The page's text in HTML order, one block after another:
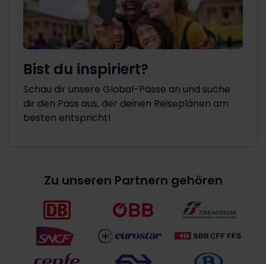
Bist du inspiriert?
Schau dir unsere Global-Pässe an und suche
dir den Pass aus, der deinen Reiseplänen am
besten entspricht!
Zu unseren Partnern gehören